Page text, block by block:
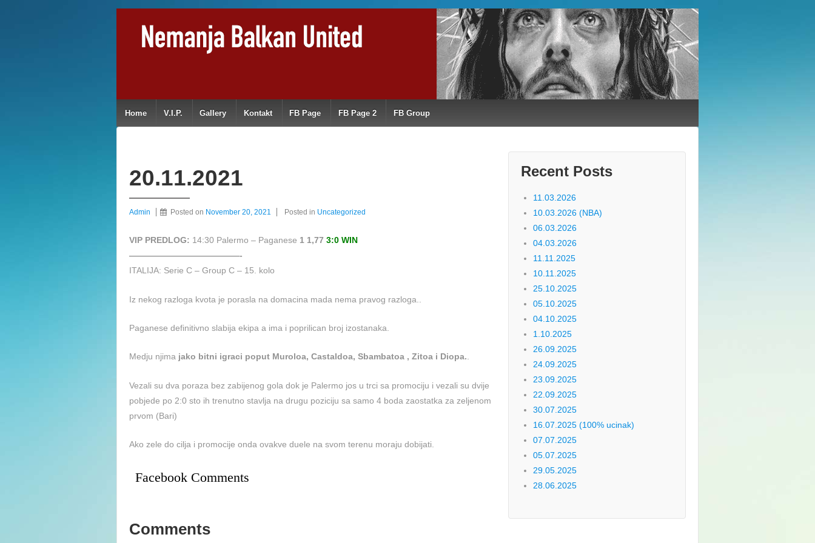
Home V.I.P. Gallery Kontakt FB Page FB Page 2 FB Group
20.11.2021
Admin Posted on November 20, 2021 Posted in Uncategorized
VIP PREDLOG: 14:30 Palermo – Paganese 1 1,77 3:0 WIN
—————————————-
ITALIJA: Serie C – Group C – 15. kolo
Iz nekog razloga kvota je porasla na domacina mada nema pravog razloga..
Paganese definitivno slabija ekipa a ima i poprilican broj izostanaka.
Medju njima jako bitni igraci poput Muroloa, Castaldoa, Sbambatoa , Zitoa i Diopa..
Vezali su dva poraza bez zabijenog gola dok je Palermo jos u trci sa promociju i vezali su dvije
pobjede po 2:0 sto ih trenutno stavlja na drugu poziciju sa samo 4 boda zaostatka za zeljenom
prvom (Bari)
Ako zele do cilja i promocije onda ovakve duele na svom terenu moraju dobijati.
Facebook Comments
Comments
Recent Posts
11.03.2026
10.03.2026 (NBA)
06.03.2026
04.03.2026
11.11.2025
10.11.2025
25.10.2025
05.10.2025
04.10.2025
1.10.2025
26.09.2025
24.09.2025
23.09.2025
22.09.2025
30.07.2025
16.07.2025 (100% ucinak)
07.07.2025
05.07.2025
29.05.2025
28.06.2025